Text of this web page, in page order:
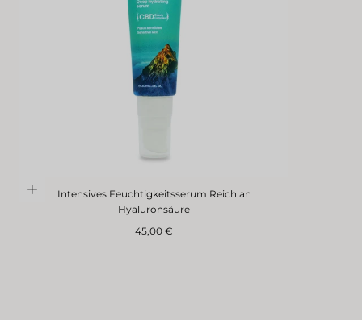
Intensives Feuchtigkeitsserum Reich an
Hyaluronsäure
Regulärer
45,00 €